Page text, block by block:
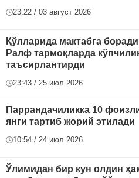
23:22 / 03 август 2026
Қўлларида мактабга
Ралф тармоқларда
таъсирлантирди
23:43 / 25 июл 2026
Паррандачиликка 10
янги тартиб жорий этилади
10:54 / 24 июл 2026
Ўлимидан бир кун олдин